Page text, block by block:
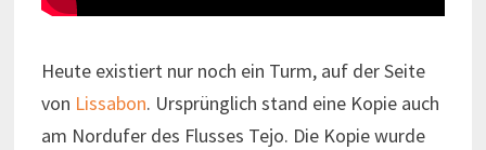
Heute existiert nur noch ein Turm, auf der Seite
von Lissabon. Ursprünglich stand eine Kopie auch
am Nordufer des Flusses Tejo. Die Kopie wurde